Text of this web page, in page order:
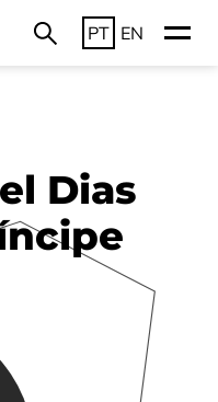
PT EN
Dias